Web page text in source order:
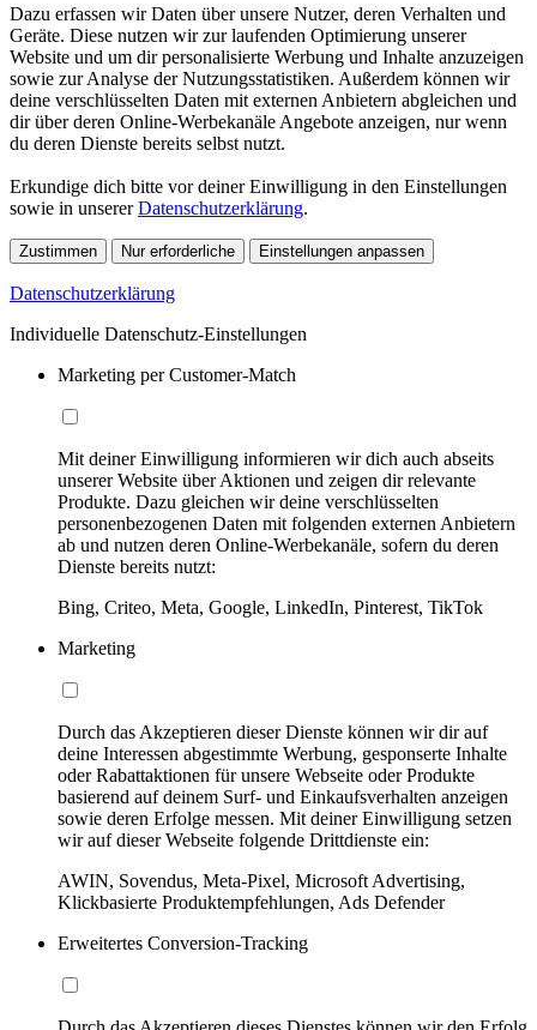
Dazu erfassen wir Daten über unsere Nutzer, deren Verhalten und
Geräte. Diese nutzen wir zur laufenden Optimierung unserer
Website und um dir personalisierte Werbung und Inhalte anzuzeigen
sowie zur Analyse der Nutzungsstatistiken. Außerdem können wir
deine verschlüsselten Daten mit externen Anbietern abgleichen und
dir über deren Online-Werbekanäle Angebote anzeigen, nur wenn
du deren Dienste bereits selbst nutzt.
Erkundige dich bitte vor deiner Einwilligung in den Einstellungen
sowie in unsererDatenschutzerklärung.
Zustimmen Nur erforderliche Einstellungen anpassen
Datenschutzerklärung
Individuelle Datenschutz-Einstellungen
Marketing per Customer-Match
Mit deiner Einwilligung informieren wir dich auch abseits
unserer Website über Aktionen und zeigen dir relevante
Produkte. Dazu gleichen wir deine verschlüsselten
personenbezogenen Daten mit folgenden externen Anbietern
ab und nutzen deren Online-Werbekanäle, sofern du deren
Dienste bereits nutzt:
Bing, Criteo, Meta, Google, LinkedIn, Pinterest, TikTok
Marketing
Durch das Akzeptieren dieser Dienste können wir dir auf
deine Interessen abgestimmte Werbung, gesponserte Inhalte
oder Rabattaktionen für unsere Webseite oder Produkte
basierend auf deinem Surf- und Einkaufsverhalten anzeigen
sowie deren Erfolge messen. Mit deiner Einwilligung setzen
wir auf dieser Webseite folgende Drittdienste ein:
AWIN, Sovendus, Meta-Pixel, Microsoft Advertising,
Klickbasierte Produktempfehlungen, Ads Defender
Erweitertes Conversion-Tracking